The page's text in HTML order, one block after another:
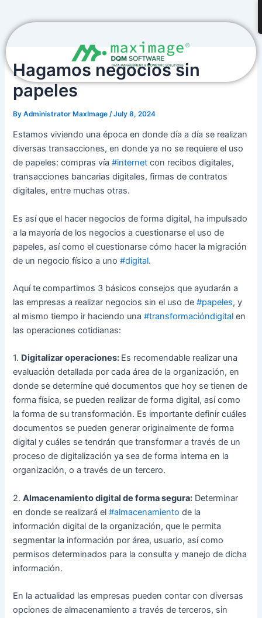
content
Hagamos negocios sin
papeles
ByAdministrator MaxImage /July 8, 2024
Estamos viviendo una época en donde día a día se realizan
diversas transacciones, en donde ya no se requiere el uso
de papeles: compras vía#internet con recibos digitales,
transacciones bancarias digitales, firmas de contratos
digitales, entre muchas otras.
Es así que el hacer negocios de forma digital, ha impulsado
a la mayoría de los negocios a cuestionarse el uso de
papeles, así como el cuestionarse cómo hacer la migración
de un negocio físico a uno#digital.
Aquí te compartimos 3 básicos consejos que ayudarán a
las empresas a realizar negocios sin el uso de#papeles, y
al mismo tiempo ir haciendo una#transformacióndigital en
las operaciones cotidianas:
1. Digitalizar operaciones: Es recomendable realizar una
evaluación detallada por cada área de la organización, en
donde se determine qué documentos que hoy se tienen de
forma física, se pueden realizar de forma digital, así como
la forma de su transformación. Es importante definir cuáles
documentos se pueden generar originalmente de forma
digital y cuáles se tendrán que transformar a través de un
proceso de digitalización ya sea de forma interna en la
organización, o a través de un tercero.
2.Almacenamiento digital de forma segura: Determinar
en donde se realizará el#almacenamiento de la
información digital de la organización, que le permita
segmentar la información por área, usuario, así como
permisos determinados para la consulta y manejo de dicha
información.
En la actualidad las empresas pueden contar con diversas
opciones de almacenamiento a través de terceros, sin
navigation